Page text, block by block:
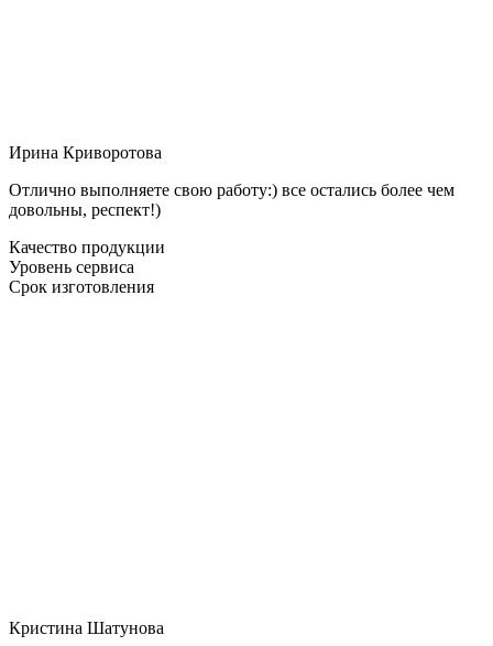
Ирина Криворотова
Отлично выполняете свою работу:) все остались более чем
довольны, респект!)
Качество продукции
Уровень сервиса
Срок изготовления
Кристина Шатунова